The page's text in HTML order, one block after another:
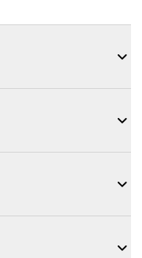



